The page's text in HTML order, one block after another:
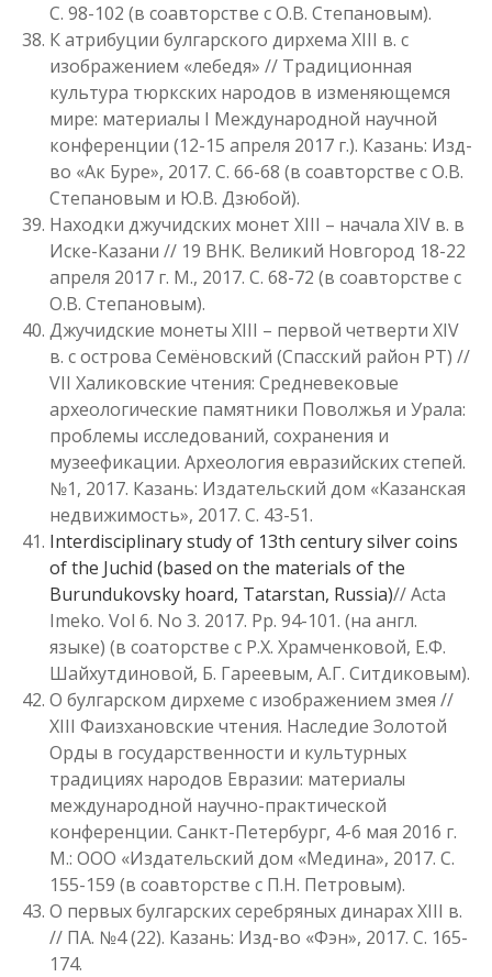
С. 98-102 (в соавторстве с О.В. Степановым).
К атрибуции булгарского дирхема XIII в. с
изображением «лебедя» // Традиционная
культура тюркских народов в изменяющемся
мире: материалы I Международной научной
конференции (12-15 апреля 2017 г.). Казань: Изд-
во «Ак Буре», 2017. С. 66-68 (в соавторстве с О.В.
Степановым и Ю.В. Дзюбой).
Находки джучидских монет XIII – начала XIV в. в
Иске-Казани // 19 ВНК. Великий Новгород 18-22
апреля 2017 г. М., 2017. С. 68-72 (в соавторстве с
О.В. Степановым).
Джучидские монеты XIII – первой четверти XIV
в. с острова Семёновский (Спасский район РТ) //
VII Халиковские чтения: Средневековые
археологические памятники Поволжья и Урала:
проблемы исследований, сохранения и
музеефикации. Археология евразийских степей.
№1, 2017. Казань: Издательский дом «Казанская
недвижимость», 2017. С. 43-51.
Interdisciplinary study of 13th century silver coins
of the Juchid (based on the materials of the
Burundukovsky hoard, Tatarstan, Russia)// Acta
Imeko. Vol 6. No 3. 2017. Pp. 94-101. (на англ.
языке) (в соаторстве с Р.Х. Храмченковой, Е.Ф.
Шайхутдиновой, Б. Гареевым, А.Г. Ситдиковым).
О булгарском дирхеме с изображением змея //
XIII Фаизхановские чтения. Наследие Золотой
Орды в государственности и культурных
традициях народов Евразии: материалы
международной научно-практической
конференции. Санкт-Петербург, 4-6 мая 2016 г.
М.: ООО «Издательский дом «Медина», 2017. С.
155-159 (в соавторстве с П.Н. Петровым).
О первых булгарских серебряных динарах XIII в.
// ПА. №4 (22). Казань: Изд-во «Фэн», 2017. С. 165-
174.